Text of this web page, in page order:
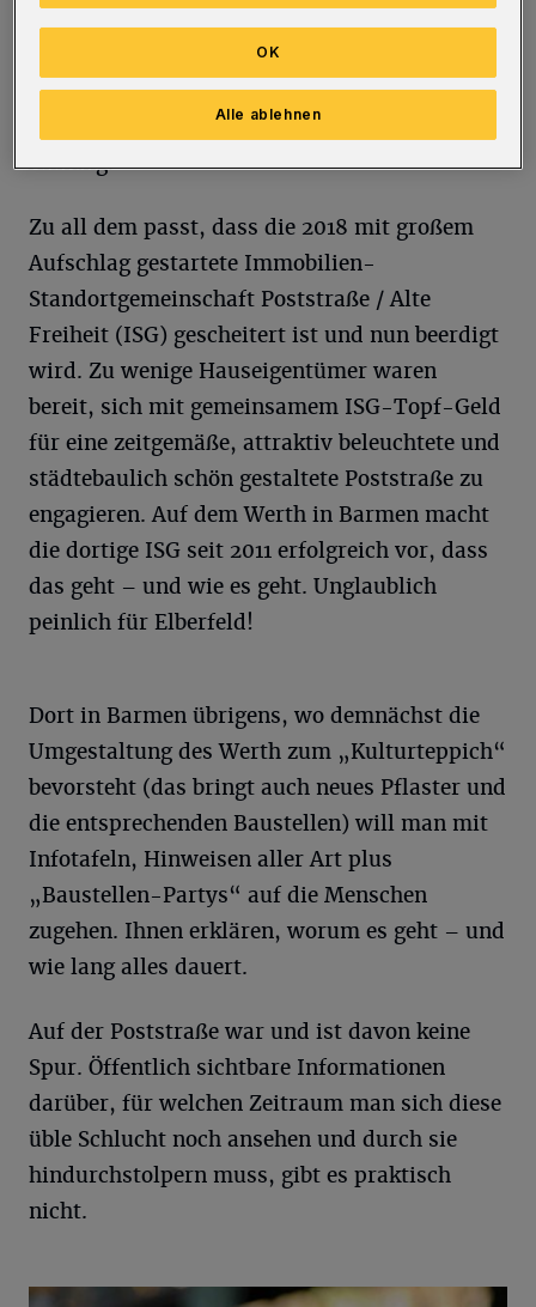
Das Haus bleibt verrammelt – und es
vergammelt. Was aus der jahrzehntealten
Räderuhr und dem Glockenspiel wird? Keine
Ahnung.
Zu all dem passt, dass die 2018 mit großem
Aufschlag gestartete Immobilien-
Standortgemeinschaft Poststraße / Alte
Freiheit (ISG) gescheitert ist und nun beerdigt
wird. Zu wenige Hauseigentümer waren
bereit, sich mit gemeinsamem ISG-Topf-Geld
für eine zeitgemäße, attraktiv beleuchtete und
städtebaulich schön gestaltete Poststraße zu
engagieren. Auf dem Werth in Barmen macht
die dortige ISG seit 2011 erfolgreich vor, dass
das geht – und wie es geht. Unglaublich
peinlich für Elberfeld!
Dort in Barmen übrigens, wo demnächst die
Umgestaltung des Werth zum „Kulturteppich“
bevorsteht (das bringt auch neues Pflaster und
die entsprechenden Baustellen) will man mit
Infotafeln, Hinweisen aller Art plus
„Baustellen-Partys“ auf die Menschen
zugehen. Ihnen erklären, worum es geht – und
wie lang alles dauert.
Auf der Poststraße war und ist davon keine
Spur. Öffentlich sichtbare Informationen
darüber, für welchen Zeitraum man sich diese
üble Schlucht noch ansehen und durch sie
hindurchstolpern muss, gibt es praktisch
nicht.
Alle ablehnen
OK